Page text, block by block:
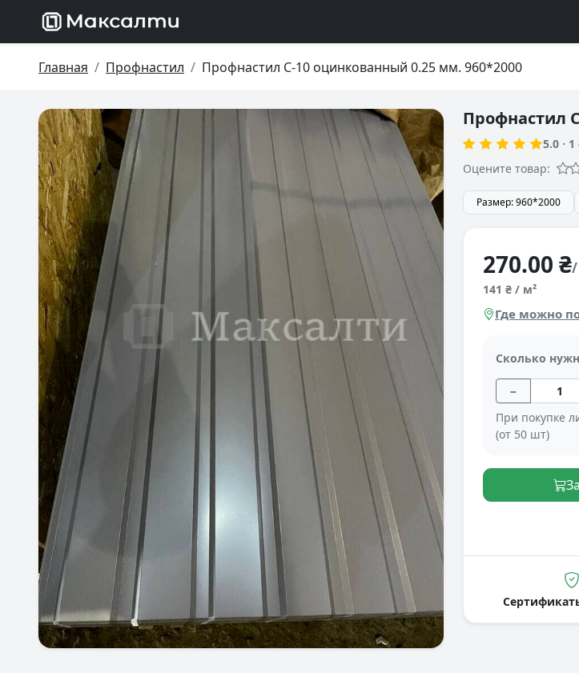
Главная Профнастил Профнастил С-10 оцинкованный 0.25 мм. 960*2000
Профнастил
5.0 · 1
Оцените товар:
Размер: 960*2000
270.00 ₴
141 ₴ / м²
Где можно
Сколько
−
При покупке
(от 50 шт)